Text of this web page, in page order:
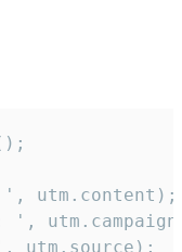
', utm.content);
',
utm.source);